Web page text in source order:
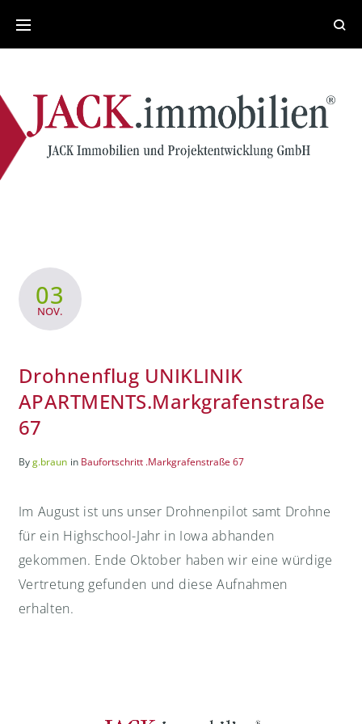
03
NOV.
Drohnenflug UNIKLINIK
APARTMENTS.Markgrafenstraße
67
Byg.braun in Baufortschritt .Markgrafenstraße 67
Im August ist uns unser Drohnenpilot samt Drohne
für ein Highschool-Jahr in Iowa abhanden
gekommen. Ende Oktober haben wir eine würdige
Vertretung gefunden und diese Aufnahmen
erhalten.